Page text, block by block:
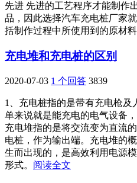
先进 先进的工艺程序才能制作
品，因此选择汽车充电桩厂家
括制作过程中所使用到的原材
充电堆和充电桩的区别
2020-07-03 1 个回答 3839
1、充电桩指的是带有充电枪
单来说就是能充电的电气设备
充电堆指的是将交流变为直流
电桩，作为输出端。充电堆的
生而出现的，是高效利用电源
形式。 阅读全文